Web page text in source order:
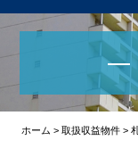
ホーム
弊社媒介物件(掲載可
ホーム > 取扱収益物件>